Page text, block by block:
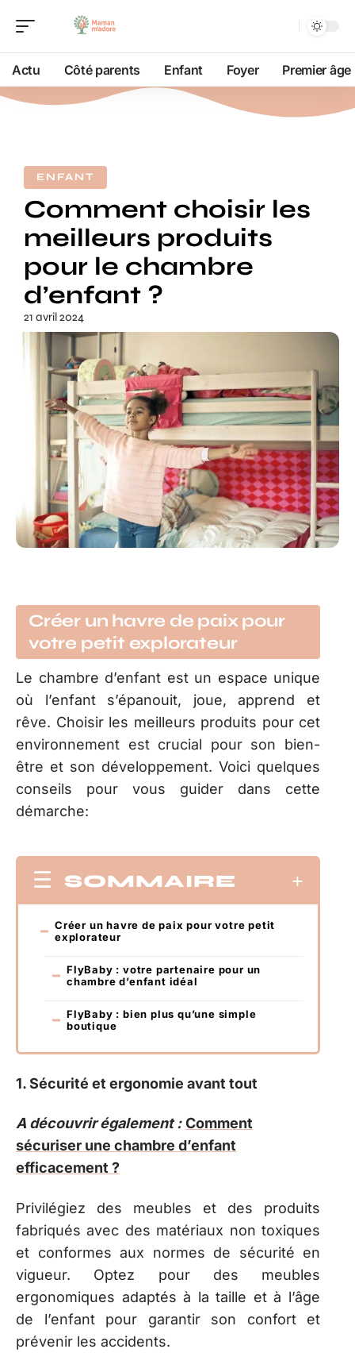
Actu Côté parents Enfant Foyer Premier âge
ENFANT
Comment choisir les
meilleurs produits
pour le chambre
d’enfant ?
21 avril 2024
Créer un havre de paix pour
votre petit explorateur
Le chambre d’enfant est un espace unique
où l’enfant s’épanouit, joue, apprend et
rêve. Choisir les meilleurs produits pour cet
environnement est crucial pour son bien-
être et son développement. Voici quelques
conseils pour vous guider dans cette
démarche:
SOMMAIRE
Créer un havre de paix pour votre petit
explorateur
FlyBaby : votre partenaire pour un
chambre d’enfant idéal
FlyBaby : bien plus qu’une simple
boutique
1. Sécurité et ergonomie avant tout
A découvrir également : Comment
sécuriser une chambre d’enfant
efficacement ?
Privilégiez des meubles et des produits
fabriqués avec des matériaux non toxiques
et conformes aux normes de sécurité en
vigueur. Optez pour des meubles
ergonomiques adaptés à la taille et à l’âge
de l’enfant pour garantir son confort et
prévenir les accidents.